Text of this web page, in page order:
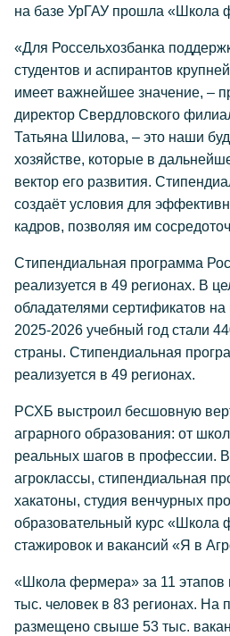
на базе УрГАУ прошла «Школа
«Для Россельхозбанка
студентов и аспирантов
имеет важнейшее значение, –
директор Свердловского
Татьяна Шилова, – это наши
хозяйстве, которые в
вектор его развития.
создаёт условия для
кадров, позволяя им
Стипендиальная программа
реализуется в 49 регионах. В
обладателями сертификатов
2025-2026 учебный год стали
страны. Стипендиальная
реализуется в 49 регионах.
РСХБ выстроил бесшовную
аграрного образования: от
реальных шагов в профессии. В
агроклассы, стипендиальная
хакатоны, студия венчурных
образовательный курс «Школа
стажировок и вакансий «Я в
«Школа фермера» за 11 этапов
тыс. человек в 83 регионах. На
размещено свыше 53 тыс.